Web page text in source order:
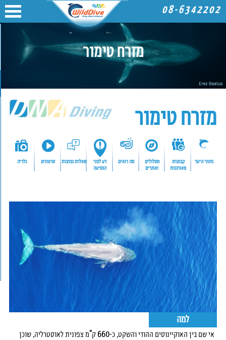
מזרח טימור
08-6342202
מזרח טימור
נתוני היעד
קבוצות
מאורגנות
מסלולים
ואתרים
מה רואים
דע לפני
הנסיעה
שאלות נפוצות סרטונים גלריה
למה
אי שם בין האוקיינוסים ההודי והשקט, כ-660 ק"מ צפונית לאוסטרליה, שוכן